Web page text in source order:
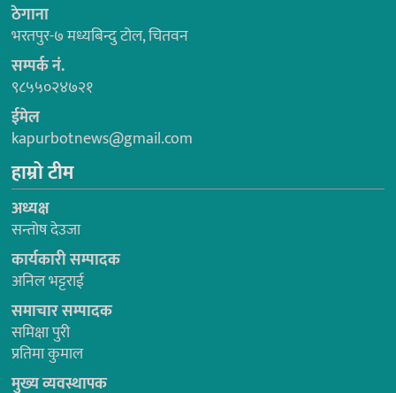
ठेगाना
भरतपुर-७ मध्यबिन्दु टोल, चितवन
सम्पर्क नं.
९८५५०२४७२१
ईमेल
kapurbotnews@gmail.com
हाम्रो टीम
अध्यक्ष
सन्तोष देउजा
कार्यकारी सम्पादक
अनिल भट्टराई
समाचार सम्पादक
समिक्षा पुरी
प्रतिमा कुमाल
मुख्य व्यवस्थापक